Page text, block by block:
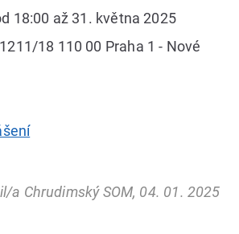
18:00 až 31. května 2025
18 110 00 Praha 1 - Nové
a Chrudimský SOM, 04. 01. 2025